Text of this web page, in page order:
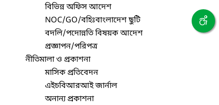
বিভিন্ন অফিস আদেশ
NOC/GO/বহিঃবাংলাদেশ ছুটি
বদলি/পদোন্নতি বিষয়ক আদেশ
প্রজ্ঞাপন/পরিপত্র
নীতিমালা ও প্রকাশনা
মাসিক প্রতিবেদন
এইচবিআরআই জার্নাল
অনান্য প্রকাশনা